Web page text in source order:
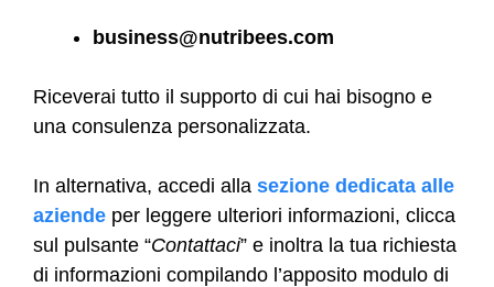
business@nutribees.com
Riceverai tutto il supporto di cui hai bisogno e
una consulenza personalizzata.
In alternativa, accedi alla sezione dedicata alle
aziende per leggere ulteriori informazioni, clicca
sul pulsante “Contattaci” e inoltra la tua richiesta
di informazioni compilando l’apposito modulo di